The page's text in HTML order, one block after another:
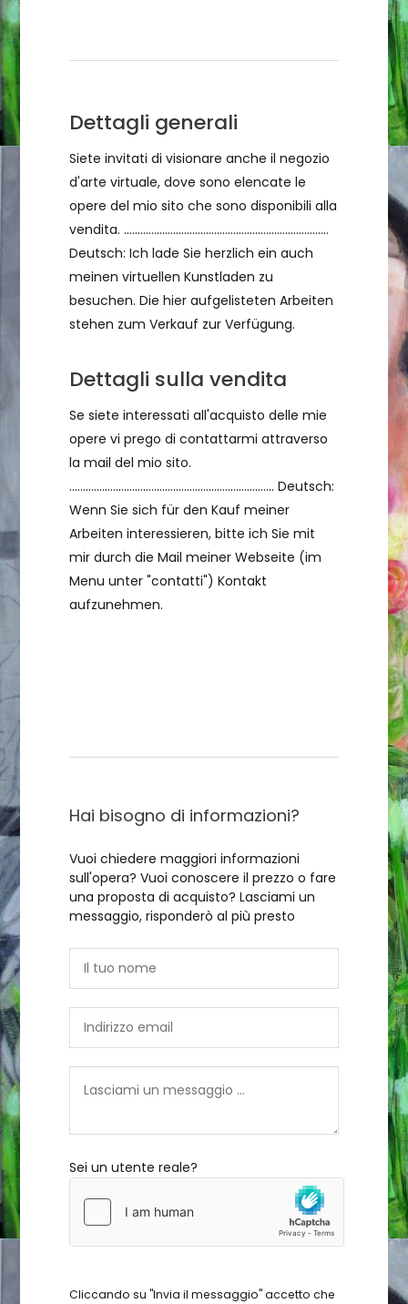
Dettagli generali
Siete invitati di visionare anche il negozio
d'arte virtuale, dove sono elencate le
opere del mio sito che sono disponibili alla
vendita. ...........................................................................
Deutsch: Ich lade Sie herzlich ein auch
meinen virtuellen Kunstladen zu
besuchen. Die hier aufgelisteten Arbeiten
stehen zum Verkauf zur Verfügung.
Dettagli sulla vendita
Se siete interessati all'acquisto delle mie
opere vi prego di contattarmi attraverso
la mail del mio sito.
........................................................................... Deutsch:
Wenn Sie sich für den Kauf meiner
Arbeiten interessieren, bitte ich Sie mit
mir durch die Mail meiner Webseite (im
Menu unter "contatti") Kontakt
aufzunehmen.
Hai bisogno di informazioni?
Vuoi chiedere maggiori informazioni
sull'opera? Vuoi conoscere il prezzo o fare
una proposta di acquisto? Lasciami un
messaggio, risponderò al più presto
Sei un utente reale?
Cliccando su "Invia il messaggio" accetto che